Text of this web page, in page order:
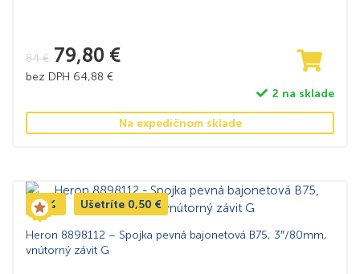
84€ 79,80 €
bez DPH 64,88 €
2 na sklade
Na expedičnom sklade
-5% Ušetríte 0,50 €
Heron 8898112 – Spojka pevná bajonetová B75, 3″/80mm,
vnútorný závit G